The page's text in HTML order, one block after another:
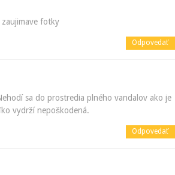
fotky
Odpovedať
sa do prostredia plného vandalov ako je
vydrží nepoškodená.
Odpovedať